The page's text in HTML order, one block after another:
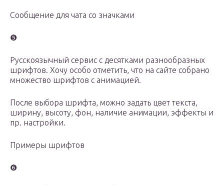
Сообщение для чата со значками
❺
Русскоязычный сервис с десятками разнообразных
шрифтов. Хочу особо отметить, что на сайте собрано
множество шрифтов с анимацией.
После выбора шрифта, можно задать цвет текста,
ширину, высоту, фон, наличие анимации, эффекты и
пр. настройки.
Примеры шрифтов
❻